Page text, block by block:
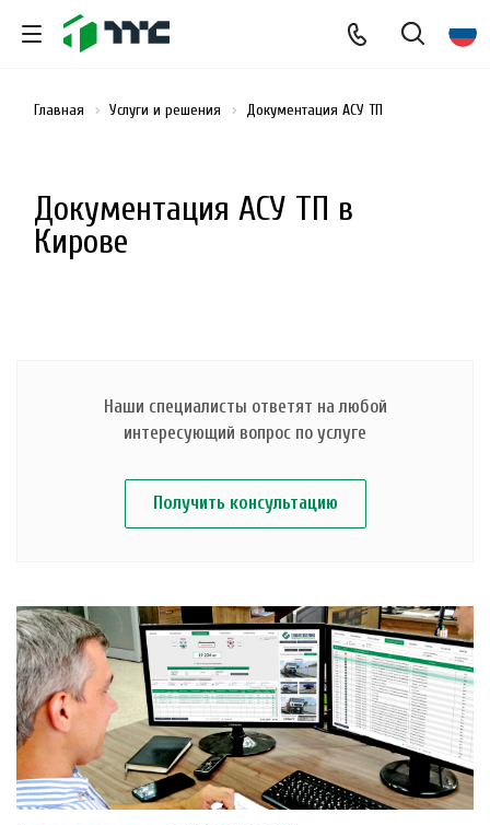
Документация АСУ ТП в
Кирове
Главная Услуги и решения Документация АСУ ТП
Наши специалисты ответят на любой
интересующий вопрос по услуге
Получить консультацию